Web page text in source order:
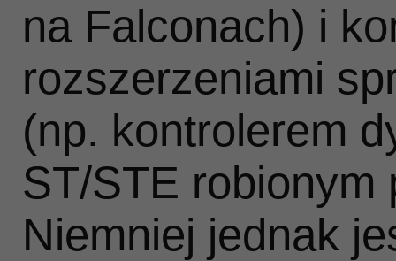
na Falconach) i
rozszerzeniami
(np. kontrolerem
ST/STE robionym
Niemniej jednak